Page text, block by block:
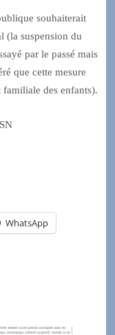
souhaiterait
(la suspension du
par le passé mais
que cette mesure
des enfants).
WhatsApp